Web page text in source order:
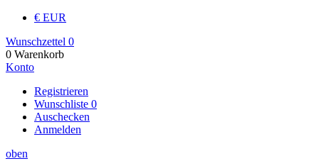
€ EUR
Wunschzettel 0
0 Warenkorb
Konto
Registrieren
Wunschliste 0
Auschecken
Anmelden
oben